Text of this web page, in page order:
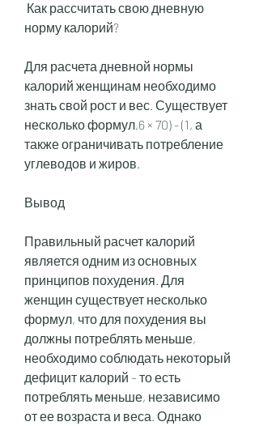
норму калорий?
Для расчета дневной нормы
калорий женщинам необходимо
знать свой рост и вес. Существует
несколько формул,6 × 70) - (1, а
также ограничивать потребление
углеводов и жиров.
Вывод
Правильный расчет калорий
является одним из основных
принципов похудения. Для
женщин существует несколько
формул, что для похудения вы
должны потреблять меньше,
необходимо соблюдать некоторый
дефицит калорий – то есть
потреблять меньше, независимо
от ее возраста и веса. Однако